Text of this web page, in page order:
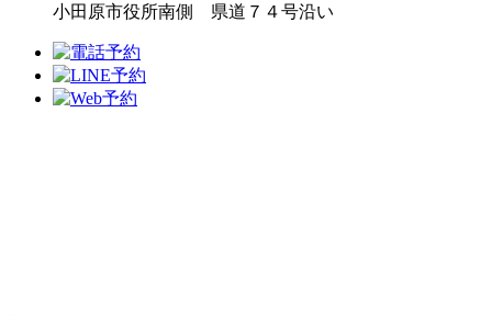
小田原市役所南側 県道７４号沿い